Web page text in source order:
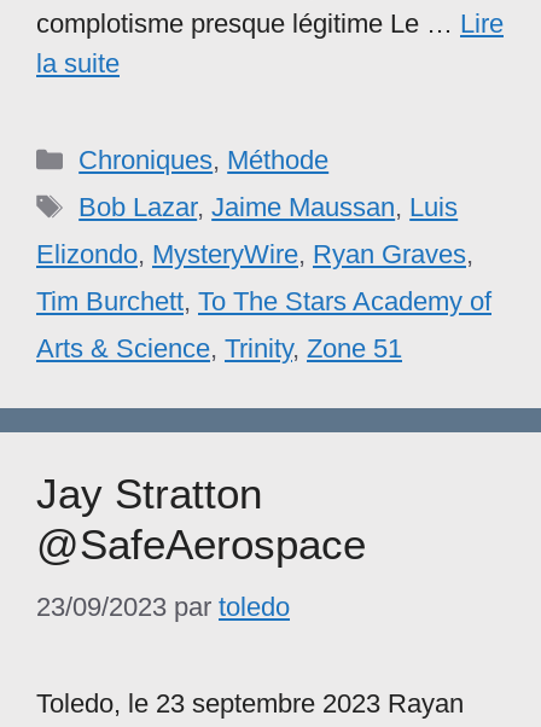
complotisme presque légitime Le … Lire
la suite
Catégories
Chroniques, Méthode
Étiquettes
Bob Lazar,Jaime Maussan, Luis
Elizondo, MysteryWire, Ryan Graves,
Tim Burchett, To The Stars Academy of
Arts & Science, Trinity, Zone 51
Jay Stratton
@SafeAerospace
23/09/2023 par toledo
Toledo, le 23 septembre 2023 Rayan